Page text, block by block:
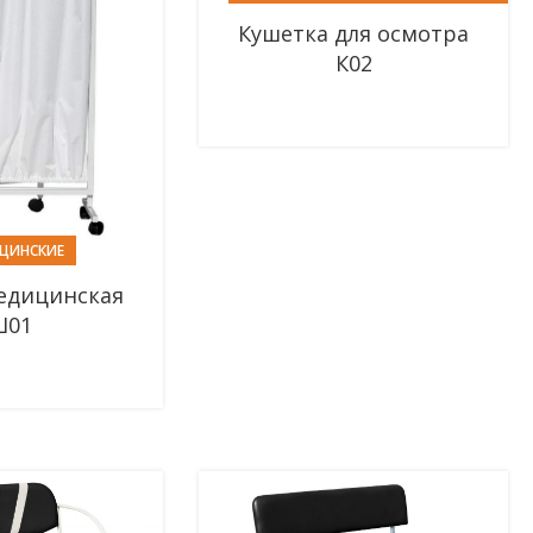
Кушетка для осмотра
К02